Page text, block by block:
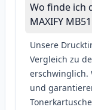
Wo finde ich
MAXIFY
Unsere
Vergleich zu
erschwinglich.
und